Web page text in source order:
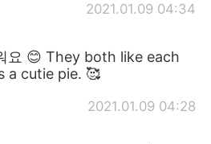
2021.01.09 04:34
요 😊 They both like each
a cutie pie. 🥰
2021.01.09 04:28